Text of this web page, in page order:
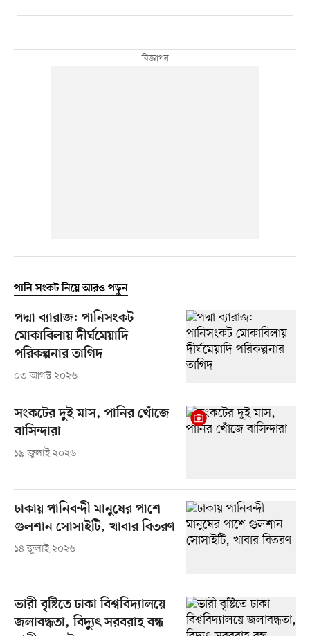
পানি সংকট নিয়ে আরও পড়ুন
পদ্মা ব্যারাজ: পানিসংকট
মোকাবিলায় দীর্ঘমেয়াদি
পরিকল্পনার তাগিদ
০৩ আগস্ট ২০২৬
সংকটের দুই মাস, পানির খোঁজে
বাসিন্দারা
১৯ জুলাই ২০২৬
ঢাকায় পানিবন্দী মানুষের পাশে
গুলশান সোসাইটি, খাবার বিতরণ
১৪ জুলাই ২০২৬
ভারী বৃষ্টিতে ঢাকা বিশ্ববিদ্যালয়ে
জলাবদ্ধতা, বিদ্যুৎ সরবরাহ বন্ধ